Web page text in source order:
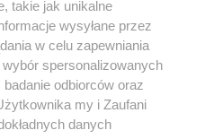
takie jak unikalne
wysyłane przez
w celu zapewniania
spersonalizowanych
odbiorców oraz
my i Zaufani
danych